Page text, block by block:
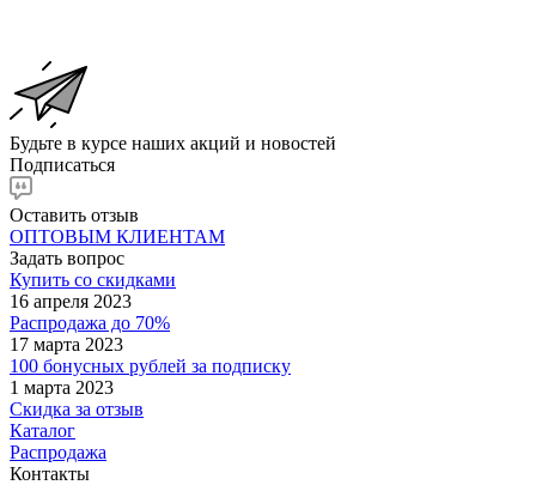
Будьте в курсе наших акций и новостей
Подписаться
Оставить отзыв
ОПТОВЫМ КЛИЕНТАМ
Задать вопрос
Купить со скидками
16 апреля 2023
Распродажа до 70%
17 марта 2023
100 бонусных рублей за подписку
1 марта 2023
Скидка за отзыв
Каталог
Распродажа
Контакты